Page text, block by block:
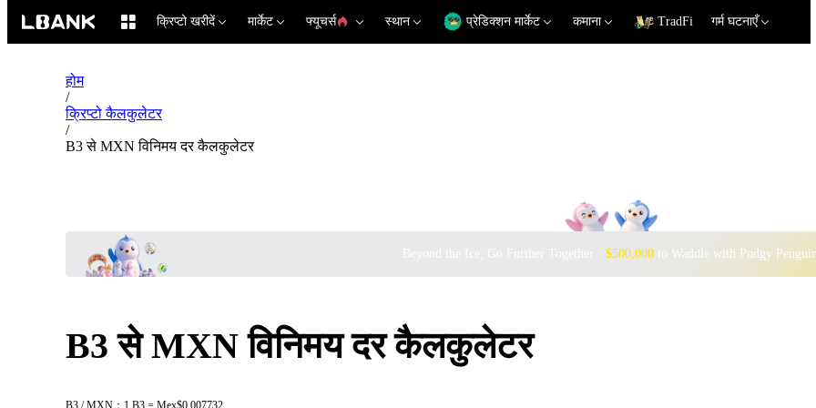
क्रिप्टो खरीदें मार्केट फ्यूचर्स स्थान प्रेडिक्शन मार्केट कमाना TradFi गर्म घटनाएँ
होम
/
क्रिप्टो कैलकुलेटर
/
B3 से MXN विनिमय दर कैलकुलेटर
Beyond the Ice, Go Further Together · $500,000to Waddle with Pudgy
B3 से MXN विनिमय दर कैलकुलेटर
B3 / MXN：1 B3 = Mex$0.007732